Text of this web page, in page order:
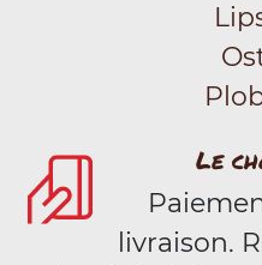
Le
livraison.